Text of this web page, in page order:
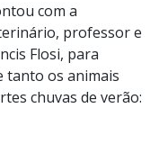
com a
professor e
Flosi, para
tanto os animais
chuvas de verão: